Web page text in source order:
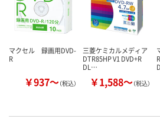
マクセル 録画用DVD-
R
￥937～（税込）
三菱ケミカルメディア
DTR85HP V1 DVD+R
DL…
￥1,588～（税込）